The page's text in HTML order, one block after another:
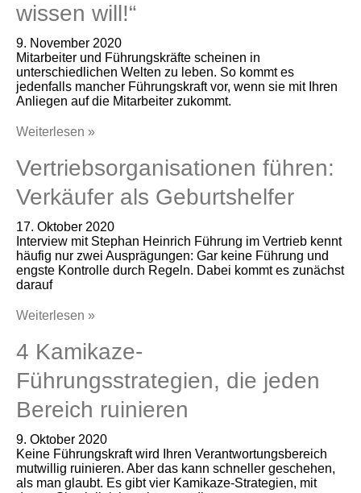
wissen will!“
9. November 2020
Mitarbeiter und Führungskräfte scheinen in
unterschiedlichen Welten zu leben. So kommt es
jedenfalls mancher Führungskraft vor, wenn sie mit Ihren
Anliegen auf die Mitarbeiter zukommt.
Weiterlesen »
Vertriebsorganisationen führen:
Verkäufer als Geburtshelfer
17. Oktober 2020
Interview mit Stephan Heinrich Führung im Vertrieb kennt
häufig nur zwei Ausprägungen: Gar keine Führung und
engste Kontrolle durch Regeln. Dabei kommt es zunächst
darauf
Weiterlesen »
4 Kamikaze-
Führungsstrategien, die jeden
Bereich ruinieren
9. Oktober 2020
Keine Führungskraft wird Ihren Verantwortungsbereich
mutwillig ruinieren. Aber das kann schneller geschehen,
als man glaubt. Es gibt vier Kamikaze-Strategien, mit